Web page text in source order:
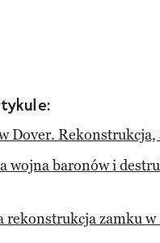
Dover.
wojna baronów i
rekonstrukcja zamku w